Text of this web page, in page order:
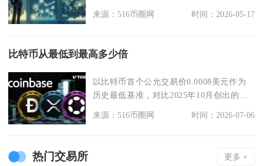
的过程，是
来源：516币圈网 时间：2026-05-17
比特币从最低到最高多少倍
以比特币首个公允交易价0.0008美元作为
历史最低基准，对比2025年10月创出的历
来源：516币圈网 时间：2026-07-06
热门交易所 更多 +